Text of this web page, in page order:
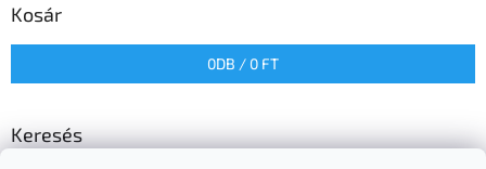
Kosár
0DB / 0 FT
Keresés